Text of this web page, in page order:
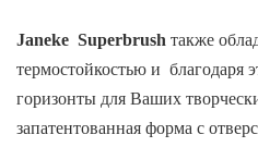
Janeke Superbrush также
термостойкостью и благодаря
горизонты для Ваших
запатентованная форма с